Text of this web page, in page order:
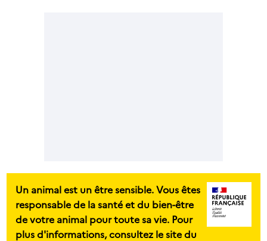
Un animal est un être sensible. Vous êtes
responsable de la santé et du bien-être
de votre animal pour toute sa vie. Pour
plus d'informations, consultez le site du